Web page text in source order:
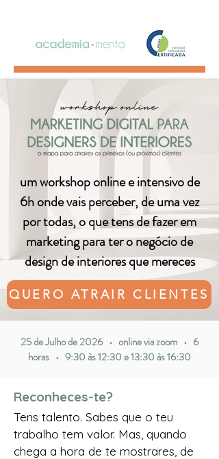
um workshop online e intensivo de
6h onde vais perceber, de uma vez
por todas, o que tens de fazer em
marketing para ter o negócio de
design de interiores que mereces
QUERO ATRAIR CLIENTES
25 de Julho de 2026 • online via zoom • 6
horas • 9:30 às 12:30 e 13:30 às 16:30
Reconheces-te?
Tens talento. Sabes que o teu
trabalho tem valor. Mas, quando
chega a hora de te mostrares, de